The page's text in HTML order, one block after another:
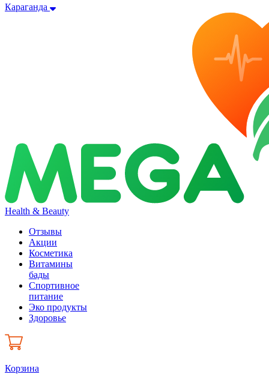
Караганда
Health & Beauty
Отзывы
Акции
Косметика
Витамины
бады
Спортивное
питание
Эко продукты
Здоровье
Корзина